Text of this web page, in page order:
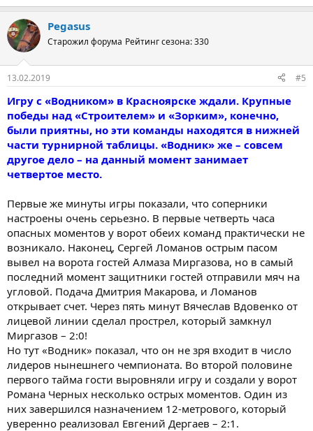
Pegasus
Старожил форума Рейтинг сезона: 330
13.02.2019 #5
Игру с «Водником» в Красноярске ждали. Крупные
победы над «Строителем» и «Зорким», конечно,
были приятны, но эти команды находятся в нижней
части турнирной таблицы. «Водник» же – совсем
другое дело – на данный момент занимает
четвертое место.
Первые же минуты игры показали, что соперники
настроены очень серьезно. В первые четверть часа
опасных моментов у ворот обеих команд практически не
возникало. Наконец, Сергей Ломанов острым пасом
вывел на ворота гостей Алмаза Миргазова, но в самый
последний момент защитники гостей отправили мяч на
угловой. Подача Дмитрия Макарова, и Ломанов
открывает счет. Через пять минут Вячеслав Вдовенко от
лицевой линии сделал прострел, который замкнул
Миргазов – 2:0!
Но тут «Водник» показал, что он не зря входит в число
лидеров нынешнего чемпионата. Во второй половине
первого тайма гости выровняли игру и создали у ворот
Романа Черных несколько острых моментов. Один из
них завершился назначением 12-метрового, который
уверенно реализовал Евгений Дергаев – 2:1.